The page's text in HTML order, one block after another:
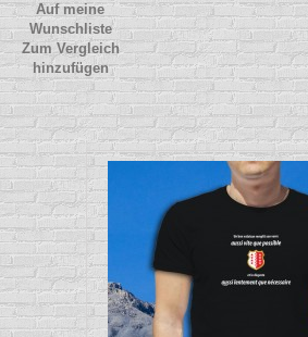
Auf meine
Wunschliste
Zum Vergleich
hinzufügen